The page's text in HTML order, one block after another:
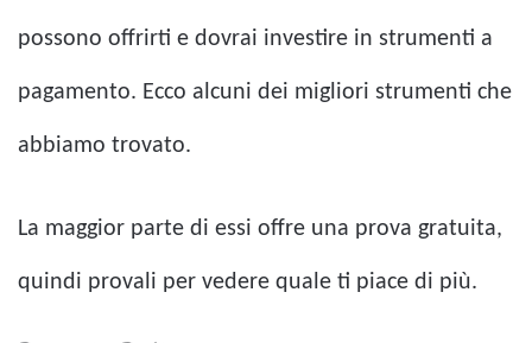
possono offrirti e dovrai investire in strumenti a
pagamento. Ecco alcuni dei migliori strumenti che
abbiamo trovato.
La maggior parte di essi offre una prova gratuita,
quindi provali per vedere quale ti piace di più.